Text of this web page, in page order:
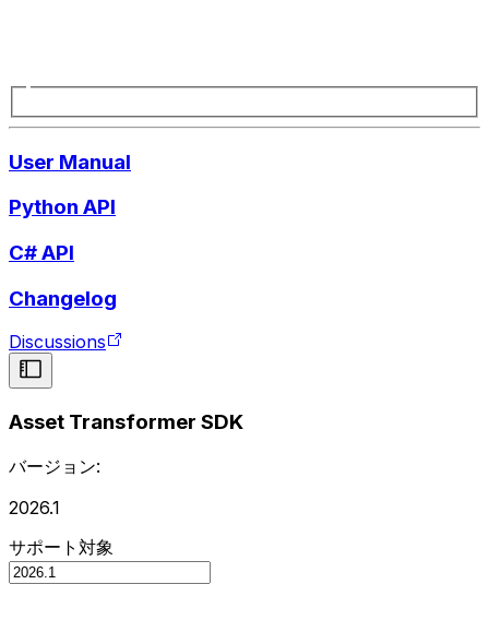
User Manual
Python API
C# API
Changelog
Discussions
Asset Transformer SDK
バージョン:
2026.1
サポート対象